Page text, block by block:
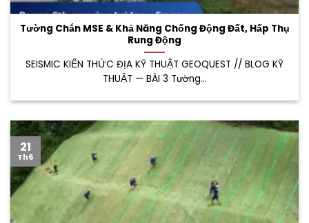
Tường Chắn MSE & Khả Năng Chống Động Đất, Hấp Thụ
Rung Động
SEISMIC KIẾN THỨC ĐỊA KỸ THUẬT GEOQUEST // BLOG KỸ
THUẬT — BÀI 3 Tường...
21
Th6